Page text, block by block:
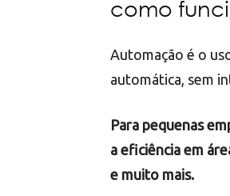
como
Automação é o
automática, sem
Para pequenas
a eficiência em
e muito mais.